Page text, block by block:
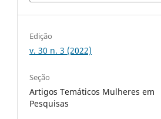
Edição
v. 30 n. 3 (2022)
Seção
Artigos Temáticos Mulheres em
Pesquisas